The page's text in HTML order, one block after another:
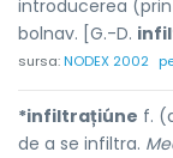
introducerea
bolnav. [G.-D.
sursa:NODEX 2002
*infiltrațiúne f.
de a se infiltra.